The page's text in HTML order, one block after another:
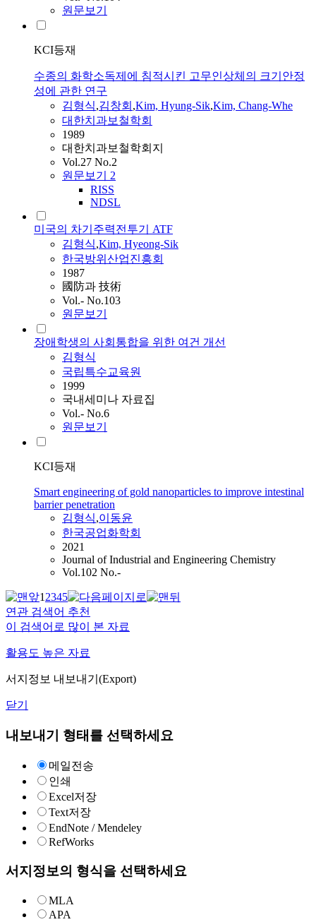
원문보기
KCI등재
수종의 화학소독제에 침적시킨 고무인상체의 크기안정
성에 관한 연구
김형식,김창회 ,Kim, Hyung-Sik,Kim, Chang-Whe
대한치과보철학회
1989
대한치과보철학회지
Vol.27 No.2
원문보기 2
RISS
NDSL
미국의 차기주력전투기 ATF
김형식,Kim, Hyeong-Sik
한국방위산업진흥회
1987
國防과 技術
Vol.- No.103
원문보기
장애학생의 사회통합을 위한 여건 개선
김형식
국립특수교육원
1999
국내세미나 자료집
Vol.- No.6
원문보기
KCI등재
Smart engineering of gold nanoparticles to improve intestinal
barrier penetration
김형식,이동윤
한국공업화학회
2021
Journal of Industrial and Engineering Chemistry
Vol.102 No.-
12345
연관 검색어 추천
이 검색어로 많이 본 자료
활용도 높은 자료
서지정보 내보내기(Export)
닫기
내보내기 형태를 선택하세요
메일전송
인쇄
Excel저장
Text저장
EndNote / Mendeley
RefWorks
서지정보의 형식을 선택하세요
MLA
APA